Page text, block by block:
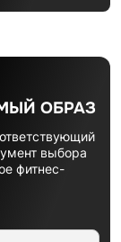
ОБРАЗ
выбора
фитнес-